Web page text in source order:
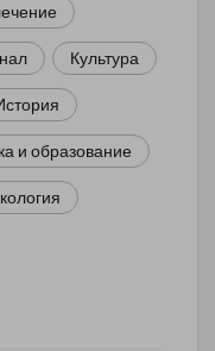
Культура
и образование